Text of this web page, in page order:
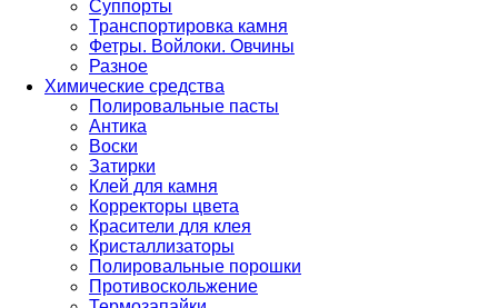
Суппорты
Транспортировка камня
Фетры. Войлоки. Овчины
Разное
Химические средства
Полировальные пасты
Антика
Воски
Затирки
Клей для камня
Корректоры цвета
Красители для клея
Кристаллизаторы
Полировальные порошки
Противоскольжение